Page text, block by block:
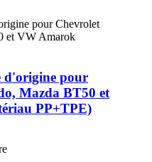
d'origine pour
Mazda BT50 et
PP+TPE)